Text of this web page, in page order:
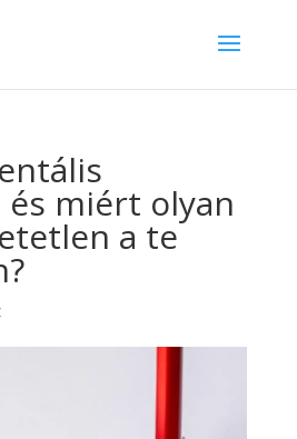
és miért olyan
a te